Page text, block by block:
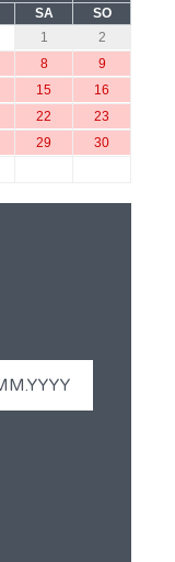
SA
SO
1
2
8
9
15
16
22
23
29
30